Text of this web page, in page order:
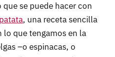
se puede hacer con
, una receta sencilla
lo que tengamos en la
–o espinacas, o